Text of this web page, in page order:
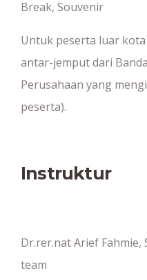
Break, Souvenir
Untuk peserta luar
antar-jemput dari
Perusahaan yang
peserta).
Instruktur
Dr.rer.nat Arief Fahmie,
team